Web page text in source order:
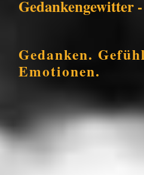
Gedankengewitter
Gedanken.
Emotionen.